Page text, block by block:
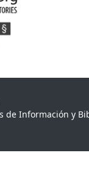
de Información y